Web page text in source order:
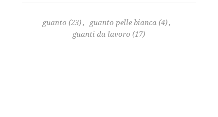
guanto (23), guanto pelle bianca (4),
guanti da lavoro (17)